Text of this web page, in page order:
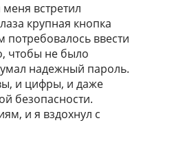
встретил
крупная кнопка
ввести
чтобы не было
надежный пароль.
и цифры, и даже
безопасности.
и я вздохнул с